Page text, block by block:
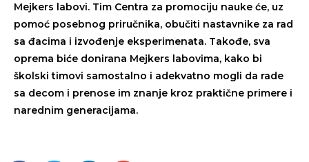
Mejkers labovi. Tim Centra za promociju nauke će, uz
pomoć posebnog priručnika, obučiti nastavnike za rad
sa đacima i izvođenje eksperimenata. Takođe, sva
oprema biće donirana Mejkers labovima, kako bi
školski timovi samostalno i adekvatno mogli da rade
sa decom i prenose im znanje kroz praktične primere i
narednim generacijama.